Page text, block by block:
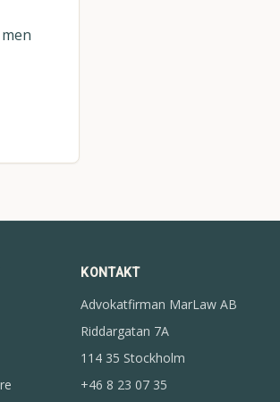
KONTAKT
Advokatfirman MarLaw AB
Riddargatan 7A
114 35 Stockholm
+46 8 23 07 35